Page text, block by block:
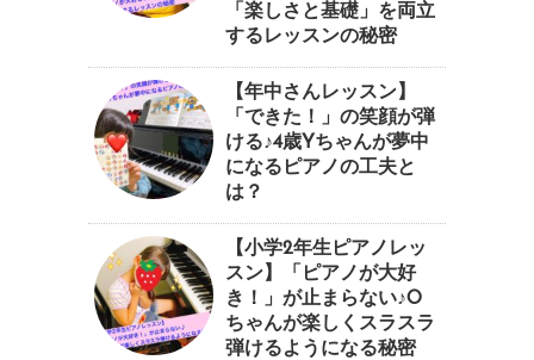
「楽しさと基礎」を両立
するレッスンの秘密
【年中さんレッスン】
「できた！」の笑顔が弾
ける♪4歳Yちゃんが夢中
になるピアノの工夫と
は？
【小学2年生ピアノレッ
スン】「ピアノが大好
き！」が止まらない♪O
ちゃんが楽しくスラスラ
弾けるようになる秘密